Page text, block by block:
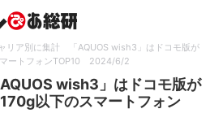
リア別に集計 「AQUOS wish3」はドコモ版が
ートフォンTOP10 2024/6/2
wish3」はドコモ版が
以下のスマートフォン